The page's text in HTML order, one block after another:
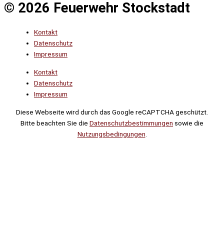
© 2026 Feuerwehr Stockstadt
Kontakt
Datenschutz
Impressum
Kontakt
Datenschutz
Impressum
Diese Webseite wird durch das Google reCAPTCHA geschützt.
Bitte beachten Sie die Datenschutzbestimmungen sowie die
Nutzungsbedingungen